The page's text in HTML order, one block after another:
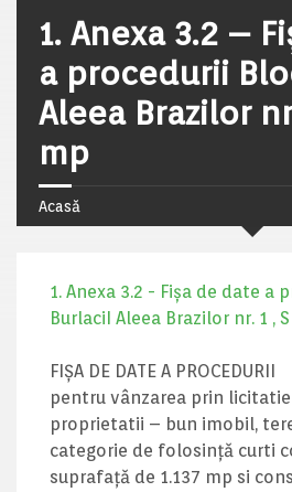
1. Anexa 3.2 –
a procedurii
Aleea Brazilor
mp
Acasă
1. Anexa 3.2 - Fișa de date a
BurlaciI Aleea Brazilor nr. 1 ,
FIŞA DE DATE A PROCEDURII
pentru vânzarea prin
proprietatii – bun imobil,
categorie de folosință curti
suprafață de 1.137 mp si